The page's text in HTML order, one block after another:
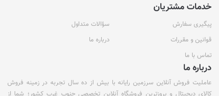
خدمات مشتریان
پیگیری سفارش
سؤالات متداول
قوانین و مقررات
درباره ما
تماس با ما
درباره ما
عاملیت فروش آنلاین سرزمین رایانه با بیش از ده سال تجربه در زمینه فروش
کالای دیجیتال و بروزترین فروشگاه آنلاین تخصصی جنوب غرب کشور؛ شما از